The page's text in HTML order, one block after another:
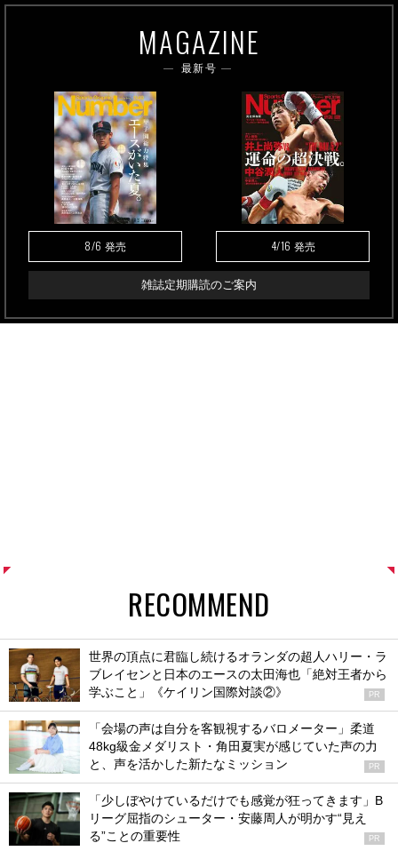
MAGAZINE
最新号
8/6 発売 4/16 発売
雑誌定期購読のご案内
RECOMMEND
世界の頂点に君臨し続けるオランダの超人ハリー・ラ
ブレイセンと日本のエースの太田海也「絶対王者から
学ぶこと」《ケイリン国際対談②》
PR
「会場の声は自分を客観視するバロメーター」柔道
48kg級金メダリスト・角田夏実が感じていた声の力
と、声を活かした新たなミッション
PR
「少しぼやけているだけでも感覚が狂ってきます」B
リーグ屈指のシューター・安藤周人が明かす“見え
る”ことの重要性
PR